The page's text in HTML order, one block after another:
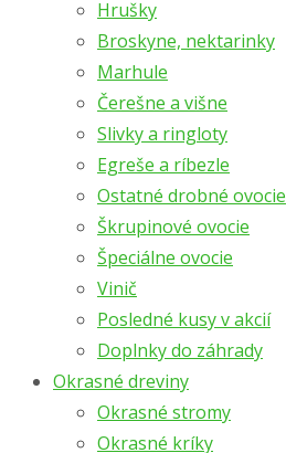
Hrušky
Broskyne, nektarinky
Marhule
Čerešne a višne
Slivky a ringloty
Egreše a ríbezle
Ostatné drobné ovocie
Škrupinové ovocie
Špeciálne ovocie
Vinič
Posledné kusy v akcií
Doplnky do záhrady
Okrasné dreviny
Okrasné stromy
Okrasné kríky